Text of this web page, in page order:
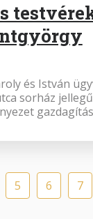
és István
sorház
Oldal
5 Oldal
6 7